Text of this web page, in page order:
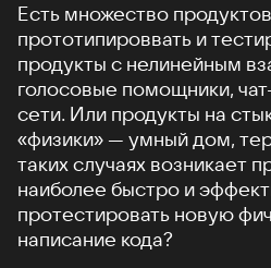
Есть множество
прототипироввать и
продукты с нелинейным
голосовые помощники,
сети. Или продукты на
«физики» — умный дом,
таких случаях возникает
наиболее быстро и
протестировать новую
написание кода?